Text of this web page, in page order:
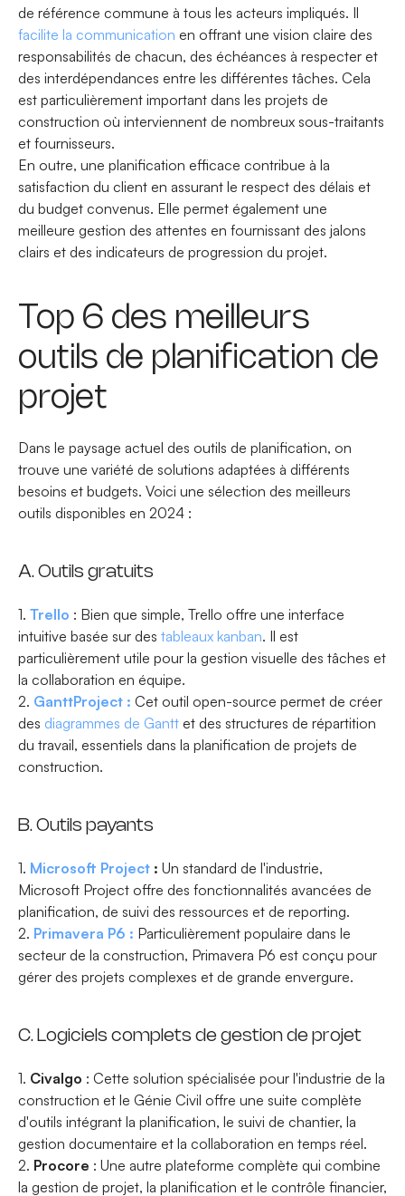
de référence commune à tous les acteurs impliqués. Il
facilite la communication en offrant une vision claire des
responsabilités de chacun, des échéances à respecter et
des interdépendances entre les différentes tâches. Cela
est particulièrement important dans les projets de
construction où interviennent de nombreux sous-traitants
et fournisseurs.
En outre, une planification efficace contribue à la
satisfaction du client en assurant le respect des délais et
du budget convenus. Elle permet également une
meilleure gestion des attentes en fournissant des jalons
clairs et des indicateurs de progression du projet.
Top 6 des meilleurs
outils de planification de
projet
Dans le paysage actuel des outils de planification, on
trouve une variété de solutions adaptées à différents
besoins et budgets. Voici une sélection des meilleurs
outils disponibles en 2024 :
A. Outils gratuits
1. Trello : Bien que simple, Trello offre une interface
intuitive basée sur des tableaux kanban. Il est
particulièrement utile pour la gestion visuelle des tâches et
la collaboration en équipe.
2. GanttProject : Cet outil open-source permet de créer
des diagrammes de Gantt et des structures de répartition
du travail, essentiels dans la planification de projets de
construction.
B. Outils payants
1. Microsoft Project : Un standard de l'industrie,
Microsoft Project offre des fonctionnalités avancées de
planification, de suivi des ressources et de reporting.
2. Primavera P6 : Particulièrement populaire dans le
secteur de la construction, Primavera P6 est conçu pour
gérer des projets complexes et de grande envergure.
C. Logiciels complets de gestion de projet
1. Civalgo : Cette solution spécialisée pour l'industrie de la
construction et le Génie Civil offre une suite complète
d'outils intégrant la planification, le suivi de chantier, la
gestion documentaire et la collaboration en temps réel.
2. Procore : Une autre plateforme complète qui combine
la gestion de projet, la planification et le contrôle financier,